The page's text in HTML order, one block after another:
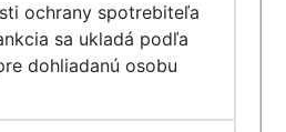
ochrany spotrebiteľa
sa ukladá podľa
dohliadanú osobu